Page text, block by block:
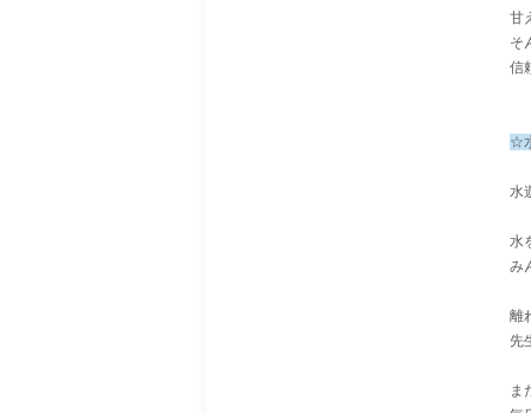
甘
そ
信
☆
水
水
み
離
先
ま